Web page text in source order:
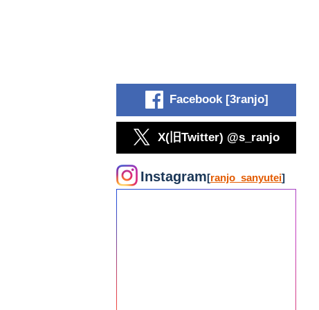
Facebook [3ranjo]
X(旧Twitter) @s_ranjo
Instagram[ranjo_sanyutei]